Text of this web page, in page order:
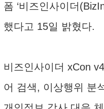
폼 ‘비즈인사이더
했다고 15일 밝혔다.
비즈인사이더 xCon
어 검색, 이상행위 분